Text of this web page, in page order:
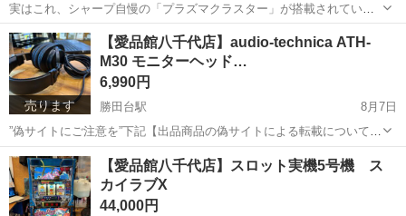
実はこれ、シャープ自慢の「プラズマクラスター」が搭載されている
んです。 冷暖房を使いながら、お部屋の空気までキレイにしてくれる
優れもの。 さらに、エアコン内部のカビを抑える「内部クリーン機
能」もついているので、 「お掃...
千葉 八千代市 勝田台駅 季節、空調家電
売ります
【愛品館八千代店】audio-technica ATH-
M30 モニターヘッド…
6,990円
勝田台駅
8月7日
”偽サイトにご注意を”下記【出品商品の偽サイトによる転載について】
を参照下さい。 密閉タイプのスタジオモニター用ヘッドホン。 強磁力
マグネットを使用したφ40mmのドライバーユニットにより、精度の高
いモニタリング...
千葉 八千代市 勝田台駅 オーディオ 商品
【愛品館八千代店】スロット実機5号機 ス
カイラブX
44,000円